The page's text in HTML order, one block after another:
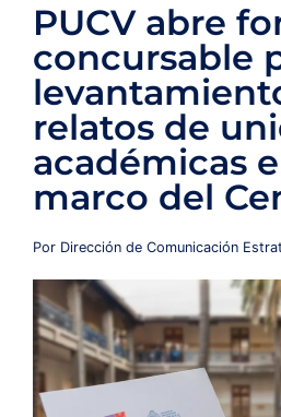
Quiénes Somos
Programas VcM
Centros PUCV
Redes y Alianzas
Fondo Concursable
Recursos
Contáctanos
PUCV abre
concursable
relatos de
académicas
marco del
Por Dirección de Comunicación